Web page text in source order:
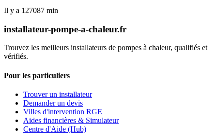
Il y a 127087 min
installateur-pompe-a-chaleur.fr
Trouvez les meilleurs installateurs de pompes à chaleur, qualifiés et
vérifiés.
Pour les particuliers
Trouver un installateur
Demander un devis
Villes d'intervention RGE
Aides financières & Simulateur
Centre d'Aide (Hub)